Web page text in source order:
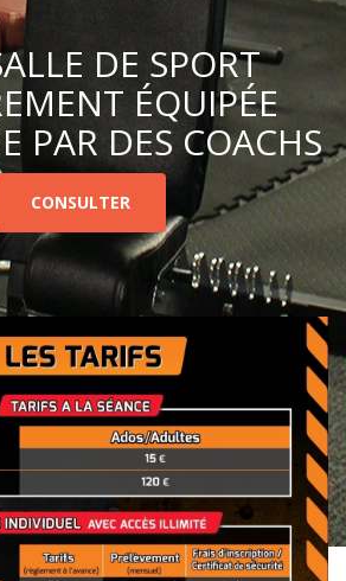
DE SPORT
ÉQUIPÉE
PAR DES COACHS
CONSULTER